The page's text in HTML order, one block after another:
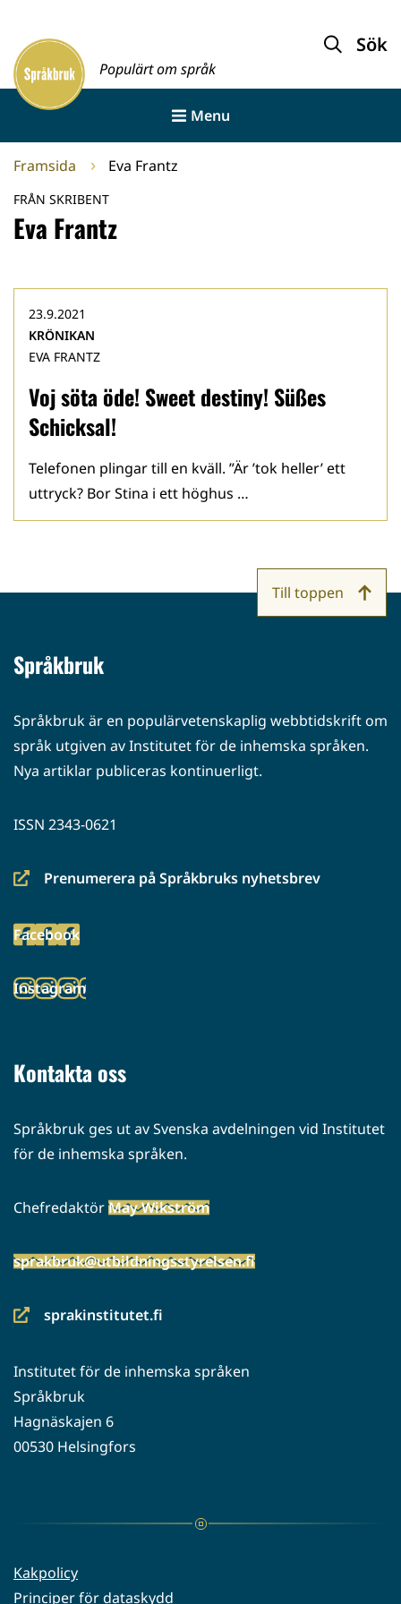
innehållet
Framsida
Populärt om språk
Sök
Menu
Framsida Eva Frantz
FRÅN SKRIBENT
Eva Frantz
Voj söta öde! Sweet destiny! Süßes
Schicksal!
23.9.2021
KRÖNIKAN
EVA FRANTZ
Telefonen plingar till en kväll. ”Är ’tok heller’ ett
uttryck? Bor Stina i ett höghus …
Språkbruk
Språkbruk är en populärvetenskaplig webbtidskrift om
språk utgiven av Institutet för de inhemska språken.
Nya artiklar publiceras kontinuerligt.
ISSN 2343-0621
Prenumerera på Språkbruks nyhetsbrev
(siirryt
palveluun)
Facebook
(siirryt
palveluun)
Instagram
(siirryt
Kontakta oss
Språkbruk ges ut av Svenska avdelningen vid Institutet
för de inhemska språken.
ChefredaktörMay Wikström
sprakbruk@utbildningsstyrelsen.fi
sprakinstitutet.fi
(siirryt
palveluun)
Institutet för de inhemska språken
Språkbruk
Hagnäskajen 6
00530 Helsingfors
Kakpolicy
Principer för dataskydd
Till toppen